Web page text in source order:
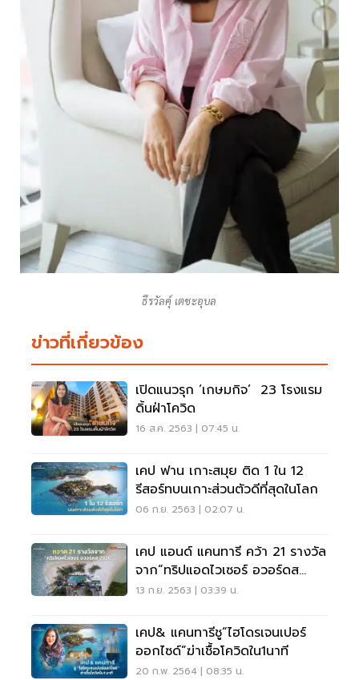
ธีรวัลคุ์ เตชะอุบล
ข่าวที่เกี่ยวข้อง
เปิดแนวรุก ‘เกษมกิจ’ 23 โรงแรม
ดิ้นฝ่าโควิด
16 ส.ค. 2563 | 07:45 น.
เคป ฟาน เกาะสมุย ติด 1 ใน 12
รีสอร์ทบนเกาะส่วนตัวดีที่สุดในโลก
06 ก.ย. 2563 | 02:07 น.
เคป แอนด์ แคนทารี คว้า 21 รางวัล
จาก“ทริปแอดไวเซอร์ อวอร์ดส
2020”
13 ก.ย. 2563 | 03:39 น.
เคป& แคนทารีชู“ไฮโดรเจนเปอร์
ออกไซด์”ฆ่าเชื้อโควิดใน1นาที
20 ก.พ. 2564 | 08:35 น.